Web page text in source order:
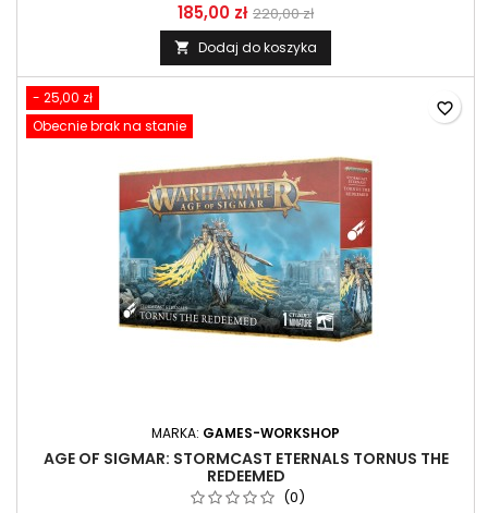
185,00 zł 220,00 zł
 Dodaj do koszyka
- 25,00 zł
Obecnie brak na stanie
MARKA: GAMES-WORKSHOP
AGE OF SIGMAR: STORMCAST ETERNALS TORNUS THE
REDEEMED
(0)
favorite_border